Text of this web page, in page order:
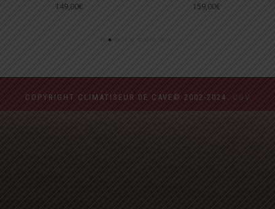
149,00€ 159,00€
COPYRIGHT CLIMATISEUR DE CAVE© 2002-2024. CGV